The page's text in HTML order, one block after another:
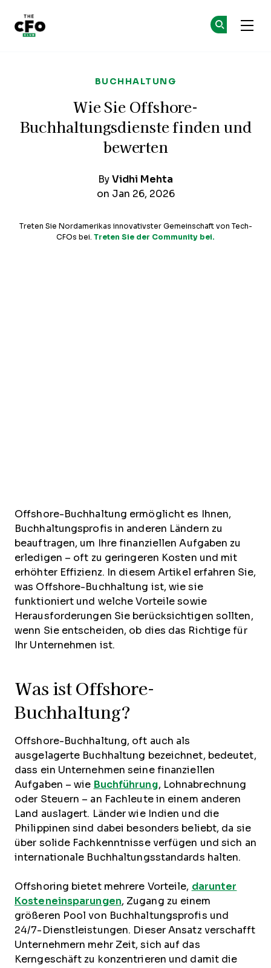
BUCHHALTUNG
Wie Sie Offshore-
Buchhaltungsdienste finden und
bewerten
By Vidhi Mehta
on Jan 26, 2026
Treten Sie Nordamerikas innovativster Gemeinschaft von Tech-
CFOs bei. Treten Sie der Community bei.
Offshore-Buchhaltung ermöglicht es Ihnen,
Buchhaltungsprofis in anderen Ländern zu
beauftragen, um Ihre finanziellen Aufgaben zu
erledigen – oft zu geringeren Kosten und mit
erhöhter Effizienz. In diesem Artikel erfahren Sie,
was Offshore-Buchhaltung ist, wie sie
funktioniert und welche Vorteile sowie
Herausforderungen Sie berücksichtigen sollten,
wenn Sie entscheiden, ob dies das Richtige für
Ihr Unternehmen ist.
Was ist Offshore-
Buchhaltung?
Offshore-Buchhaltung, oft auch als
ausgelagerte Buchhaltung bezeichnet, bedeutet,
dass ein Unternehmen seine finanziellen
Aufgaben – wie Buchführung, Lohnabrechnung
oder Steuern – an Fachleute in einem anderen
Land auslagert. Länder wie Indien und die
Philippinen sind dabei besonders beliebt, da sie
über solide Fachkenntnisse verfügen und sich an
internationale Buchhaltungsstandards halten.
Offshoring bietet mehrere Vorteile, darunter
Kosteneinsparungen, Zugang zu einem
größeren Pool von Buchhaltungsprofis und
24/7-Dienstleistungen. Dieser Ansatz verschafft
Unternehmern mehr Zeit, sich auf das
Kerngeschäft zu konzentrieren und damit die